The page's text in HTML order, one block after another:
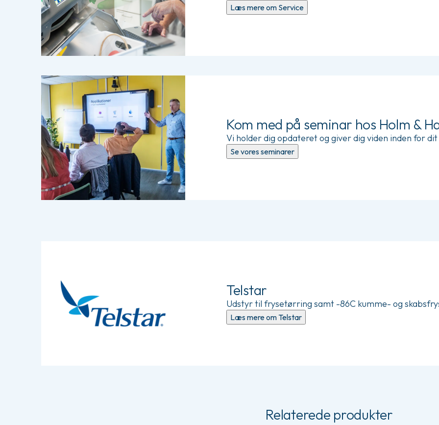
Læs mere om Service
Kom med på seminar hos Holm &
Vi holder dig opdateret og giver dig viden inden for
Se vores seminarer
Se vores seminarer
Telstar
Udstyr til frysetørring samt -86C kumme- og
Læs mere om Telstar
Relaterede produkter